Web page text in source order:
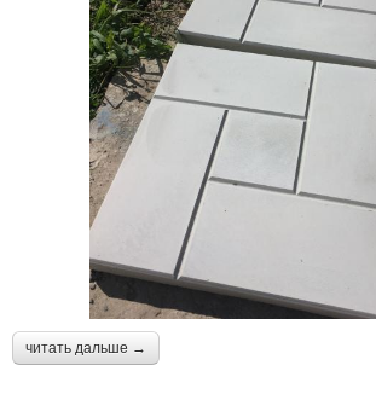
читать дальше →